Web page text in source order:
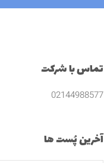
تماس با شرکت
02144988577
آخرین پُست ها